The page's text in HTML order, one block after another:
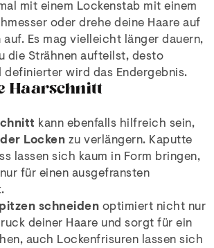
mit einem Lockenstab mit einem
oder drehe deine Haare auf
auf. Es mag vielleicht länger dauern,
die Strähnen aufteilst, desto
definierter wird das Endergebnis.
Haarschnitt
kann ebenfalls hilfreich sein,
Locken zu verlängern. Kaputte
lassen sich kaum in Form bringen,
für einen ausgefransten
schneiden optimiert nicht nur
deiner Haare und sorgt für ein
auch Lockenfrisuren lassen sich